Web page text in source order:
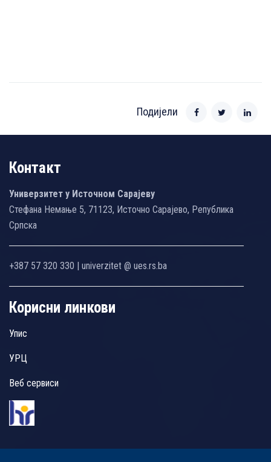
Подијели
Контакт
Универзитет у Источном Сарајеву
Стефана Немање 5, 71123, Источно Сарајево, Република
Српска
+387 57 320 330 | univerzitet @ ues.rs.ba
Корисни линкови
Упис
УРЦ
Веб сервиси